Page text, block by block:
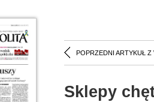
POPRZEDNI ARTYKUŁ Z
Sklepy